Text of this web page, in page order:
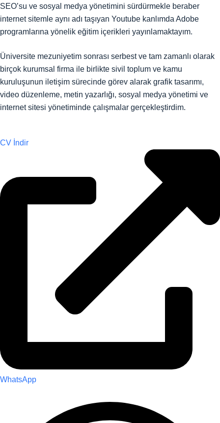
SEO’su ve sosyal medya yönetimini sürdürmekle beraber
internet sitemle aynı adı taşıyan Youtube kanlımda Adobe
programlarına yönelik eğitim içerikleri yayınlamaktayım.
Üniversite mezuniyetim sonrası serbest ve tam zamanlı olarak
birçok kurumsal firma ile birlikte sivil toplum ve kamu
kuruluşunun iletişim sürecinde görev alarak grafik tasarımı,
video düzenleme, metin yazarlığı, sosyal medya yönetimi ve
internet sitesi yönetiminde çalışmalar gerçekleştirdim.
CV İndir
WhatsApp